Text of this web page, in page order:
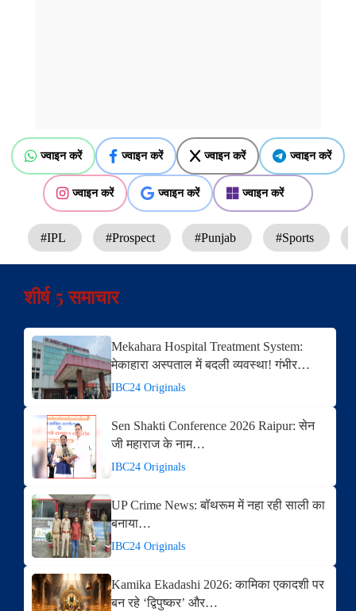
ज्वाइन करें ज्वाइन करें ज्वाइन करें ज्वाइन करें
ज्वाइन करें ज्वाइन करें ज्वाइन करें
#IPL #Prospect #Punjab #Sports
शीर्ष 5 समाचार
Mekahara Hospital Treatment System:
मेकाहारा अस्पताल में बदली व्यवस्था! गंभीर…
IBC24 Originals
Sen Shakti Conference 2026 Raipur: सेन
जी महाराज के नाम…
IBC24 Originals
UP Crime News: बॉथरूम में नहा रही साली का
बनाया…
IBC24 Originals
Kamika Ekadashi 2026: कामिका एकादशी पर
बन रहे ‘द्विपुष्कर’ और…